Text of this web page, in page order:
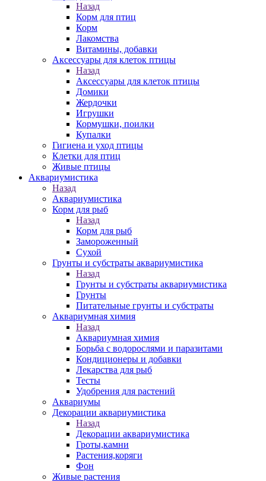
Назад
Корм для птиц
Корм
Лакомства
Витамины, добавки
Аксессуары для клеток птицы
Назад
Аксессуары для клеток птицы
Домики
Жердочки
Игрушки
Кормушки, поилки
Купалки
Гигиена и уход птицы
Клетки для птиц
Живые птицы
Аквариумистика
Назад
Аквариумистика
Корм для рыб
Назад
Корм для рыб
Замороженный
Сухой
Грунты и субстраты аквариумистика
Назад
Грунты и субстраты аквариумистика
Грунты
Питательные грунты и субстраты
Аквариумная химия
Назад
Аквариумная химия
Борьба с водорослями и паразитами
Кондиционеры и добавки
Лекарства для рыб
Тесты
Удобрения для растений
Аквариумы
Декорации аквариумистика
Назад
Декорации аквариумистика
Гроты,камни
Растения,коряги
Фон
Живые растения